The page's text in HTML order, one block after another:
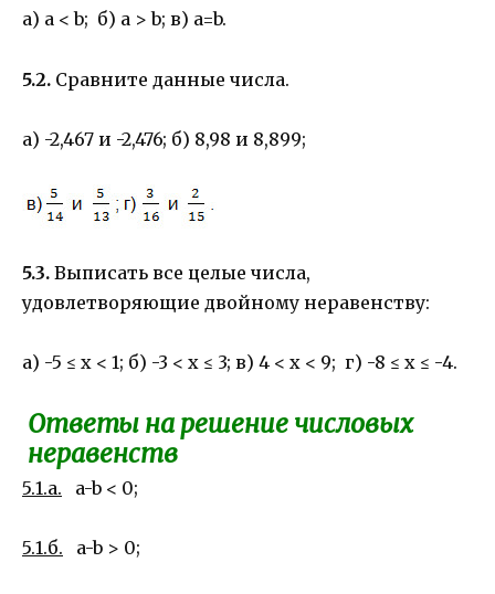
а) a < b; б) a > b; в) a=b.
5.2. Сравните данные числа.
а) -2,467 и -2,476; б) 8,98 и 8,899;
5.3. Выписать все целые числа,
удовлетворяющие двойному неравенству:
а) -5 ≤ х < 1; б) -3 < x ≤ 3; в) 4 < x < 9; г) -8 ≤ x ≤ -4.
Ответы на решение числовых
неравенств
5.1.а. a-b < 0;
5.1.б. a-b > 0;